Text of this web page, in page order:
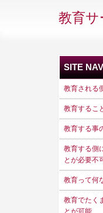
教育サ
SITE
教育される
教育するこ
教育する事
教育する側
とが必要不
教育って何
教育でたく
とが可能